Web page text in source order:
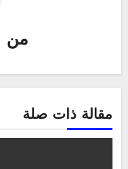
من
مقالة ذات صلة